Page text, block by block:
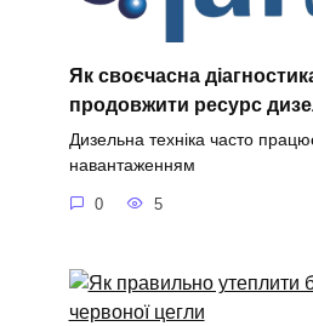
Як своєчасна
продовжити ресурс
Дизельна техніка часто
навантаженням
0 5